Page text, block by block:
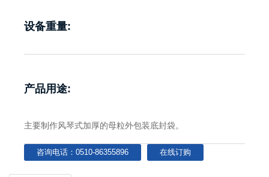
设备重量:
产品用途:
主要制作风琴式加厚的母粒外包装底封袋。
咨询电话：0510-86355896 在线订购